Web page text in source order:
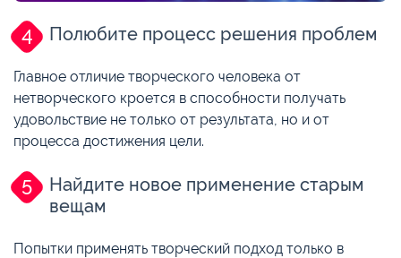
Полюбите процесс решения проблем
Главное отличие творческого человека от
нетворческого кроется в способности получать
удовольствие не только от результата, но и от
процесса достижения цели.
Найдите новое применение старым
вещам
Попытки применять творческий подход только в